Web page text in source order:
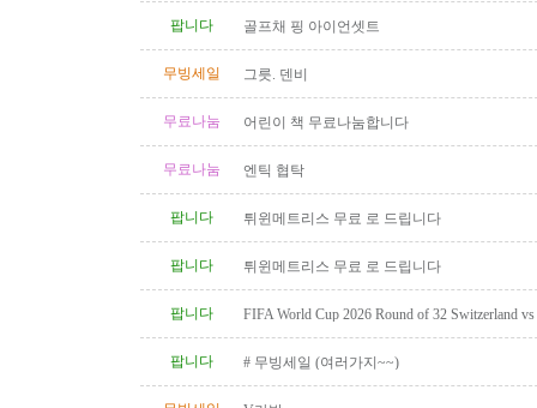
팝니다 골프채 핑 아이언셋트
무빙세일 그릇. 덴비
무료나눔 어린이 책 무료나눔합니다
무료나눔 엔틱 협탁
팝니다 튀윈메트리스 무료 로 드립니다
팝니다 튀윈메트리스 무료 로 드립니다
팝니다
FIFA World Cup 2026 Round of 32 Switzerland
팝니다
# 무빙세일 (여러가지~~)